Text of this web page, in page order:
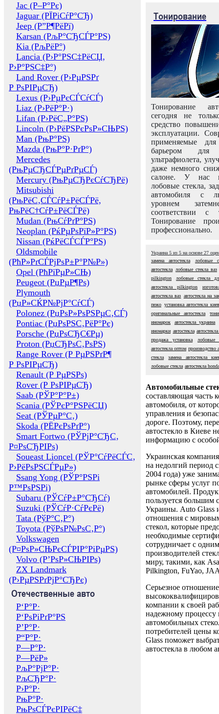
Jac (Р–Р°Рє)
Jaguar (РЇРіСѓР°СЂ)
Jeep (Р”Р¶РёРї)
Karsan (РљР°СЂСЃР°РЅ)
Kia (РљРёР°)
Lancia (Р›Р°РЅС‡РёСЏ,
Р›Р°РЅС‡Р°)
Land Rover (Р›РµРЅРґ
Р РѕРІРµСЂ)
Lexus (Р›РµРєСЃСѓСЃ)
Liaz (Р›РёР°Р·)
Lifan (Р›РёС„Р°РЅ)
Lincoln (Р›РёРЅРєРѕР»СЊРЅ)
Man (РњР°РЅ)
Mazda (РњР°Р·РґР°)
Mercedes
(РњРµСЂСЃРµРґРµСЃ)
Mercury (РњРµСЂРєСѓСЂРё)
Mitsubishi
(РњРёС‚СЃСѓР±РёСЃРё,
РњРёС†СѓР±РёСЃРё)
Mudan (РњСѓРґР°РЅ)
Neoplan (РќРµРѕРїР»Р°РЅ)
Nissan (РќРёСЃСЃР°РЅ)
Oldsmobile
(РћР»РґСЃРјРѕР±Р°Р№Р»)
Opel (РћРїРµР»СЊ)
Peugeot (РџРµР¶Рѕ)
Plymouth
(РџР»СЌР№РјР°СѓСЃ)
Polonez (РџРѕР»РѕРЅРµС‚СЃ)
Pontiac (РџРѕРЅС‚РёР°Рє)
Porsche (РџРѕСЂС€Рµ)
Proton (РџСЂРѕС‚РѕРЅ)
Range Rover (Р РµРЅРґР¶
Р РѕРІРµСЂ)
Renault (Р РµРЅРѕ)
Rover (Р РѕРІРµСЂ)
Saab (РЎР°Р°Р±)
Scania (РЎРєР°РЅРёСЏ)
Seat (РЎРµР°С‚)
Skoda (РЁРєРѕРґР°)
Smart Fortwo (РЎРјР°СЂС‚
Р¤РѕСЂРІРѕ)
Soueast Lioncel (РЎР°СѓРёСЃС‚
Р›РёРѕРЅСЃРµР»)
Ssang Yong (РЎР°РЅРі
Р™РѕРЅРі)
Subaru (РЎСѓР±Р°СЂСѓ)
Suzuki (РЎСѓР·СѓРєРё)
Tata (РўР°С‚Р°)
Toyota (РўРѕР№РѕС‚Р°)
Volkswagen
(Р¤РѕР»СЊРєСЃРІР°РіРµРЅ)
Volvo (Р’РѕР»СЊРІРѕ)
ZX Landmark
(Р›РµРЅРґРјР°СЂРє)
Отечественные авто
Р‘Р°Р·
Р‘РѕРіРґР°РЅ
Р’Р°Р·
Р“Р°Р·
Р—Р°Р·
Р—РёР»
РљР°РјР°Р·
РљСЂР°Р·
Р›Р°Р·
РњР°Р·
РњРѕСЃРєРІРёС‡
Тонирование
Тонирование
сегодня не
средство
эксплуатации.
применяемые
барьером для
ультрафиолета,
даже немного
салоне. У нас
лобовые стекла,
автомобиля с
уровнем
соответствии с
Тонирование
профессионально.
Украина 5 из 5 на основе 27
замена автостекла
лобовые
автостекла
лобовые стекла ваз
pilkington
лобовые стекла
автостекла pilkington
автостекла ваз автостекла на
пежо установка автостекла
оригинальные автостекла
иномарок
автостекла украина
иномарки автостекла
продажа установка
лобовые
автостекла оптом производство
стекла
замена автостекла
лобовые стекла автостекла honda
Автомобильные
составляющая часть
автомобиля, от
управления и
дороге. Поэтому,
автостекло в Киеве
информацию с
Украинская
на недолгий период
2004 года) уже
рынке сферы услуг
автомобилей.
пользуется большим
Украины. Auto Glass
отношения с
стекол, которые
необходимые
сотрудничает с
производителей
миру, такими, как
Pilkington, FuYao,
Серьезное отношение
компании к своей
надежному процессу
автомобильных
потребителей цены
Glass поможет
автостекла в любом